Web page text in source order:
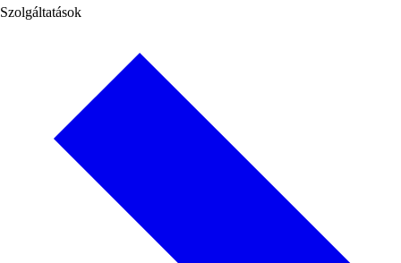
Szolgáltatások